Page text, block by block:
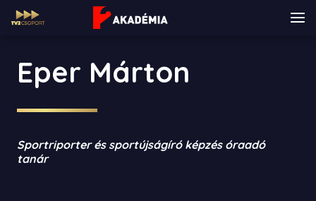
Eper Márton
Sportriporter és sportújságíró képzés óraadó
tanár